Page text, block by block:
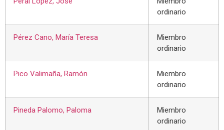
ordinario
Pérez Cano, María Teresa
Miembro
ordinario
Pico Valimaña, Ramón
Miembro
ordinario
Pineda Palomo, Paloma
Miembro
ordinario